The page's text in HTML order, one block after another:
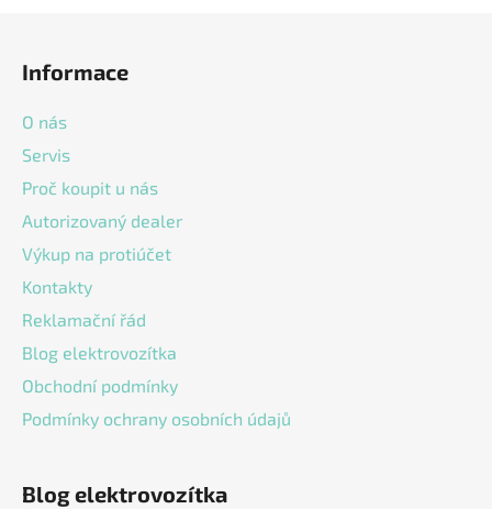
Informace
O nás
Servis
Proč koupit u nás
Autorizovaný dealer
Výkup na protiúčet
Kontakty
Reklamační řád
Blog elektrovozítka
Obchodní podmínky
Podmínky ochrany osobních údajů
Blog elektrovozítka